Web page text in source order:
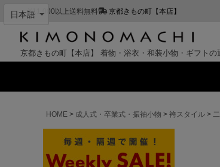
¥11,000以上送料無料 京都きもの町【本店】
京都きもの町【本店】 着物・浴衣・和装小物・ギフトの
HOME
成人式・卒業式・振袖小物 袴スタイル